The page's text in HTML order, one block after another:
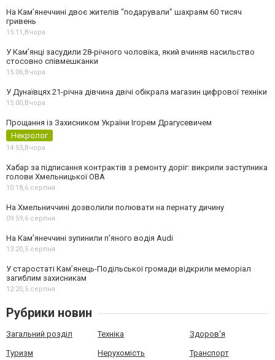
На Камʼянеччині двоє жителів "подарували" шахраям 60 тисяч
гривень
15:11,Вчора
У Камʼянці засудили 28-річного чоловіка, який вчиняв насильство
стосовно співмешканки
15:06,Вчора
У Дунаївцях 21-річна дівчина двічі обікрала магазин цифрової техніки
15:00,Вчора
Прощання із Захисником України Ігорем Драгусевичем
Некролог
14:53,Вчора
Хабар за підписання контрактів з ремонту доріг: викрили заступника
голови Хмельницької ОВА
10:18,6 серпня
На Хмельниччині дозволили полювати на пернату дичину
09:59,6 серпня
На Камʼянеччині зупинили п'яного водія Audi
13:20,5 серпня
У старостаті Кам’янець-Подільської громади відкрили меморіал
загиблим захисникам
12:20,5 серпня
Рубрики новин
Загальний розділ Техніка Здоров'я
Туризм Нерухомість Транспорт